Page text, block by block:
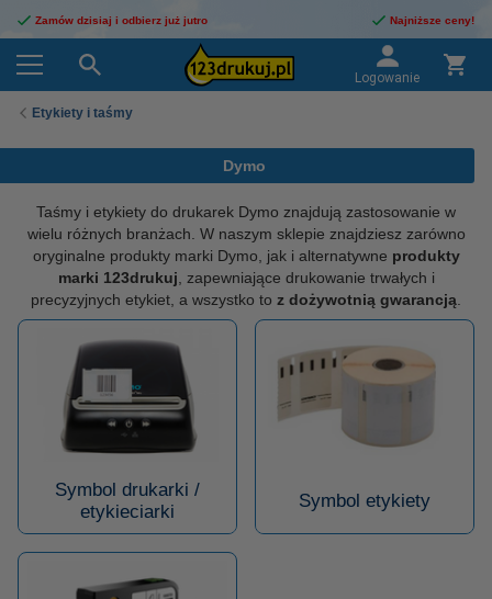
Zamów dzisiaj i odbierz już jutro Najniższe ceny!
Logowanie
Etykiety i taśmy
Dymo
Taśmy i etykiety do drukarek Dymo znajdują zastosowanie w
wielu różnych branżach. W naszym sklepie znajdziesz zarówno
oryginalne produkty marki Dymo, jak i alternatywne produkty
marki 123drukuj , zapewniające drukowanie trwałych i
precyzyjnych etykiet, a wszystko to z dożywotnią gwarancją
Symbol drukarki /
etykieciarki
Symbol etykiety